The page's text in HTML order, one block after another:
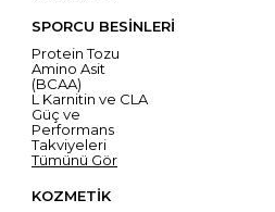
SPORCU BESİNLERİ
Protein Tozu
Amino Asit
(BCAA)
L Karnitin ve CLA
Güç ve
Performans
Takviyeleri
Tümünü Gör
KOZMETİK